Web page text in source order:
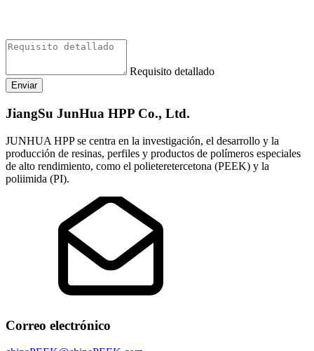
Requisito detallado
Enviar
JiangSu JunHua HPP Co., Ltd.
JUNHUA HPP se centra en la investigación, el desarrollo y la
producción de resinas, perfiles y productos de polímeros especiales
de alto rendimiento, como el polieteretercetona (PEEK) y la
poliimida (PI).
Correo electrónico